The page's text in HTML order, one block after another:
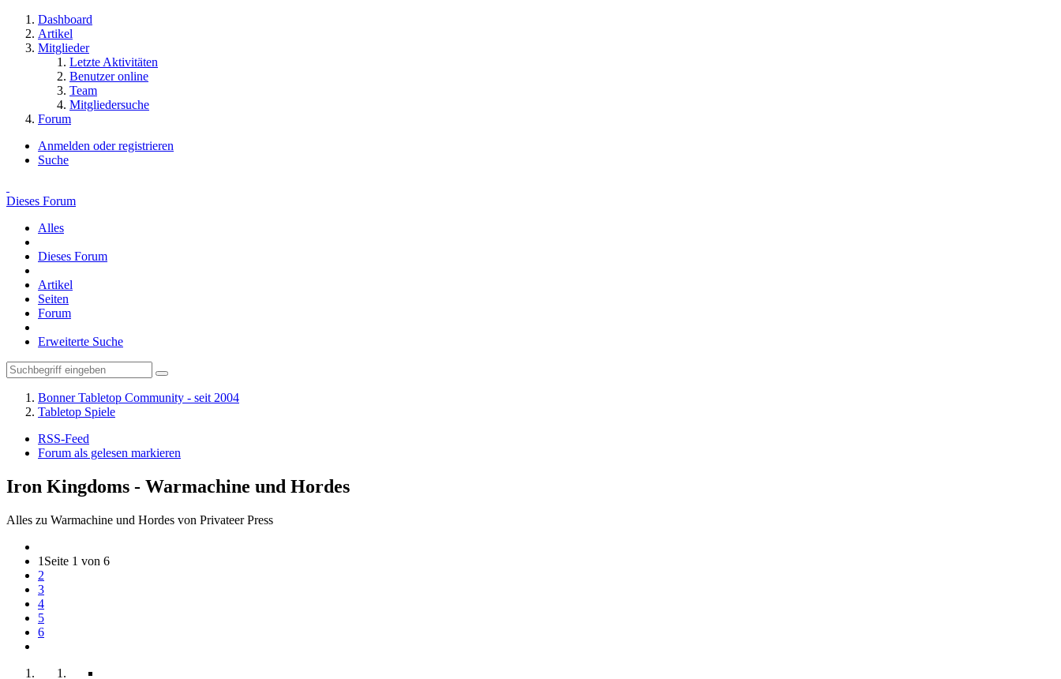
Dashboard
Artikel
Mitglieder
Letzte Aktivitäten
Benutzer online
Team
Mitgliedersuche
Forum
Anmelden oder registrieren
Suche
Dieses Forum
Alles
Dieses Forum
Artikel
Seiten
Forum
Erweiterte Suche
Bonner Tabletop Community - seit 2004
Tabletop Spiele
RSS-Feed
Forum als gelesen markieren
Iron Kingdoms - Warmachine und Hordes
Alles zu Warmachine und Hordes von Privateer Press
1 Seite 1 von 6
2
3
4
5
6